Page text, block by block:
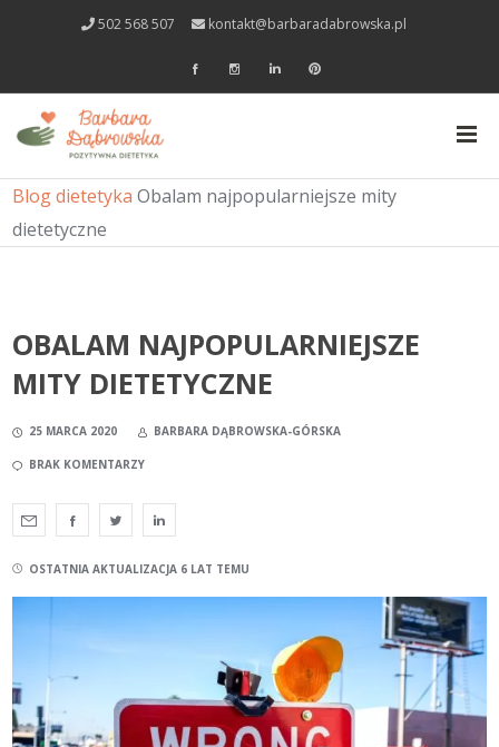
502 568 507 kontakt@barbaradabrowska.pl
Blog dietetyka Obalam najpopularniejsze mity
dietetyczne
OBALAM NAJPOPULARNIEJSZE
MITY DIETETYCZNE
25 MARCA 2020 BARBARA DĄBROWSKA-GÓRSKA
BRAK KOMENTARZY
OSTATNIA AKTUALIZACJA 6 LAT TEMU